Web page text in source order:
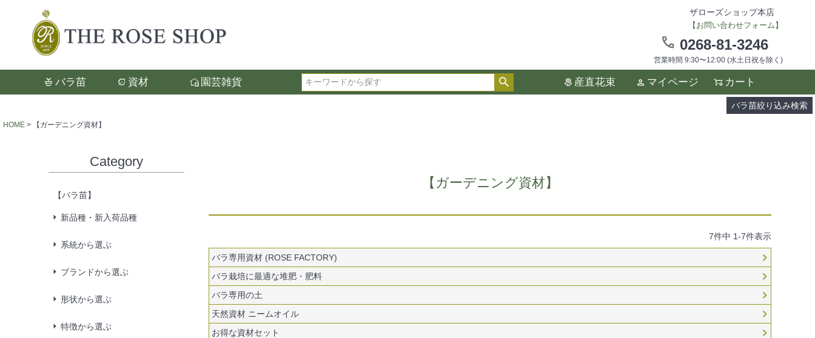
ザローズショップ本店
【お問い合わせフォーム】
0268-81-3246
営業時間 9:30〜12:00 (水土日祝を除く)
バラ苗 資材 園芸雑貨
検索 産直花束 マイページ カート
バラ苗絞り込み検索
検索
選択した項目全てに該当する品種のみ検索結果に表示されます。
タイプ、カラー、ブランドなどは1つずつ選択してください。
HOME 【ガーデニング資材】
Category
【バラ苗】
新品種・新入荷品種
系統から選ぶ
ブランドから選ぶ
形状から選ぶ
特徴から選ぶ
【ガーデニング資材】
7件中 1-7件表示
バラ専用資材 (ROSE FACTORY)
バラ栽培に最適な堆肥・肥料
バラ専用の土
天然資材 ニームオイル
お得な資材セット